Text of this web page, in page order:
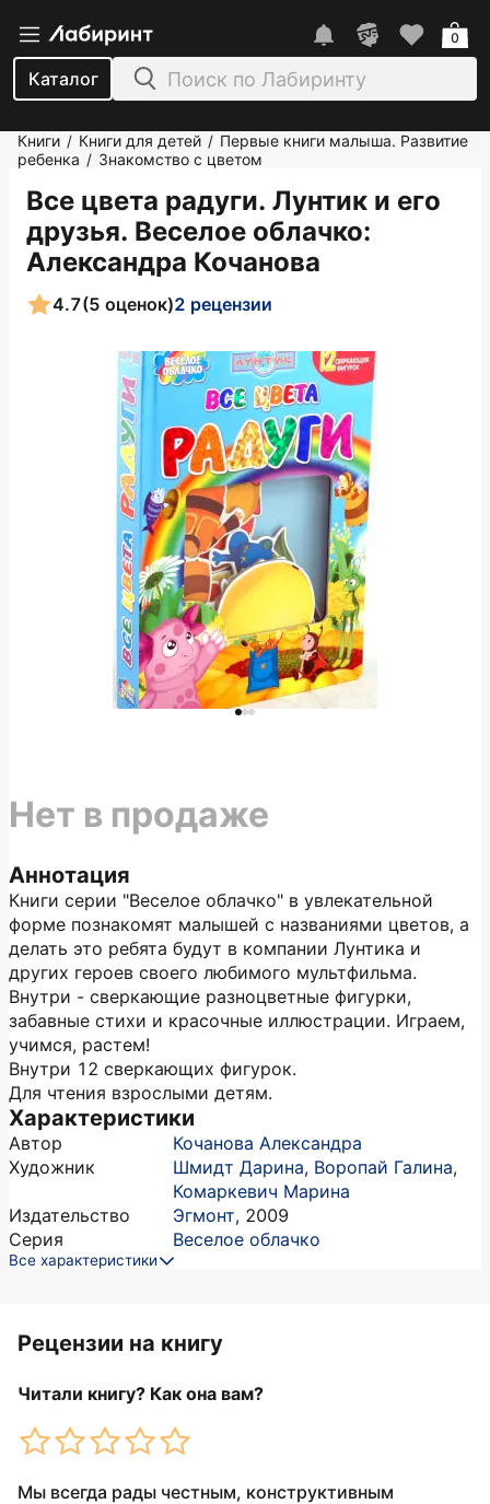
Каталог
0
Книги / Книги для детей / Первые книги малыша. Развитие
ребенка / Знакомство с цветом
Все цвета радуги. Лунтик и его
друзья. Веселое облачко:
Александра Кочанова
4.7(5 оценок)2 рецензии
Аннотация
Книги серии "Веселое облачко" в увлекательной
форме познакомят малышей с названиями цветов, а
делать это ребята будут в компании Лунтика и
других героев своего любимого мультфильма.
Внутри - сверкающие разноцветные фигурки,
забавные стихи и красочные иллюстрации. Играем,
учимся, растем!
Внутри 12 сверкающих фигурок.
Для чтения взрослыми детям.
Характеристики
Автор
Кочанова Александра
Художник
Шмидт Дарина, Воропай Галина,
Комаркевич Марина
Издательство
Эгмонт, 2009
Серия
Веселое облачко
Все характеристики
Нет в продаже
Рецензии на книгу
Читали книгу? Как она вам?
Мы всегда рады честным, конструктивным